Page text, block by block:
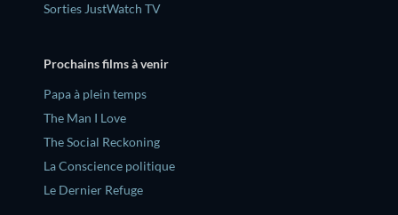
Sorties JustWatch TV
Prochains films à venir
‎Papa à plein temps
The Man I Love
The Social Reckoning
La Conscience politique
Le Dernier Refuge